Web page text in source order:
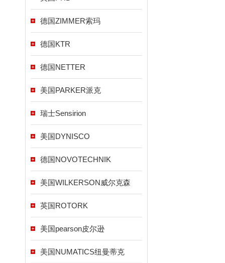
德国ZIMMER索玛
德国KTR
德国NETTER
美国PARKER派克
瑞士Sensirion
美国DYNISCO
德国NOVOTECHNIK
美国WILKERSON威尔克森
英国ROTORK
美国pearson皮尔逊
美国NUMATICS纽曼蒂克